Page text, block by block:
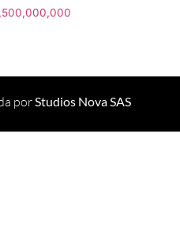
porStudios Nova SAS